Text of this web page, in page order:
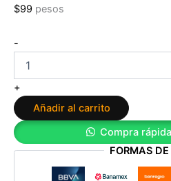
$99 pesos
-
¿de
crisis?
de
Yanira
García
cantidad
+
Añadir al carrito
Compra
FORMAS